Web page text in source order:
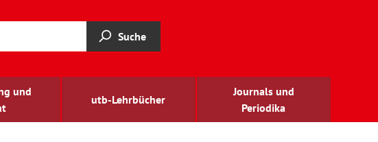
Suche
und
utb-Lehrbücher
Journals und
Periodika